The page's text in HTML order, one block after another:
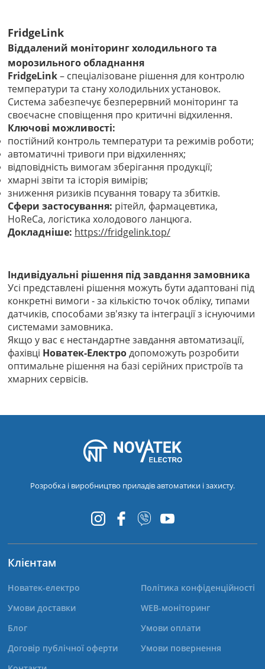
FridgeLink
Віддалений моніторинг холодильного та
морозильного обладнання
FridgeLink– спеціалізоване рішення для контролю
температури та стану холодильних установок.
Система забезпечує безперервний моніторинг та
своєчасне сповіщення про критичні відхилення.
Ключові можливості:
постійний контроль температури та режимів роботи;
автоматичні тривоги при відхиленнях;
відповідність вимогам зберігання продукції;
хмарні звіти та історія вимірів;
зниження ризиків псування товару та збитків.
Сфери застосування: рітейл, фармацевтика,
HoReCa, логістика холодового ланцюга.
Докладніше: https://fridgelink.top/
Індивідуальні рішення під завдання замовника
Усі представлені рішення можуть бути адаптовані під
конкретні вимоги - за кількістю точок обліку, типами
датчиків, способами зв'язку та інтеграції з існуючими
системами замовника.
Якщо у вас є нестандартне завдання автоматизації,
фахівці Новатек-Електродопоможуть розробити
оптимальне рішення на базі серійних пристроїв та
хмарних сервісів.
Розробка і виробництво приладів автоматики і захисту.
Клієнтам
Новатек-електро
Умови доставки
Блог
Договір публічної оферти
Політика конфіденційності
WEB-моніторинг
Умови оплати
Умови повернення